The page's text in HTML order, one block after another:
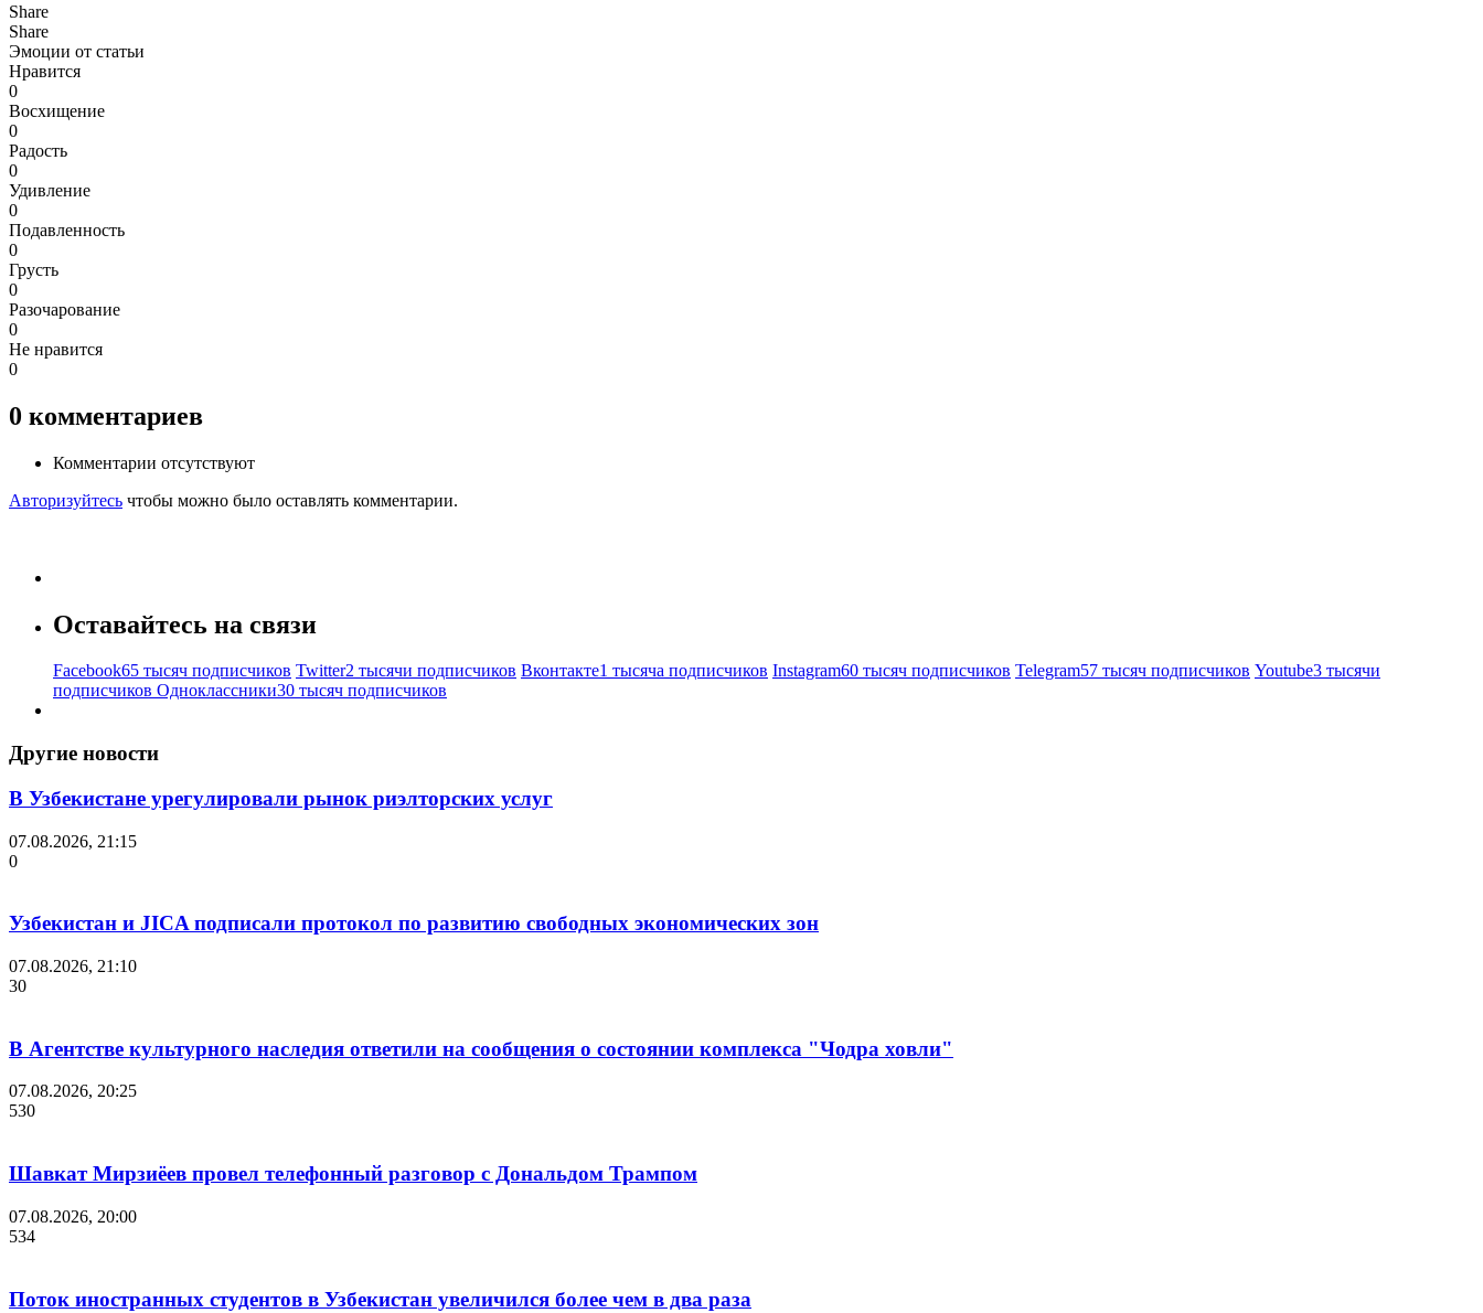
Share
Share
Эмоции от статьи
Нравится
0
Восхищение
0
Радость
0
Удивление
0
Подавленность
0
Грусть
0
Разочарование
0
Не нравится
0
0 комментариев
Комментарии отсутствуют
Авторизуйтесь чтобы можно было оставлять комментарии.
Оставайтесь на связи
Facebook65 тысяч подписчиков Twitter2 тысячи подписчиков Вконтакте1 тысяча подписчиков Instagram60 тысяч подписчиков Telegram57 тысяч подписчиков Youtube3 тысячи
подписчиков Одноклассники30 тысяч подписчиков
Другие новости
В Узбекистане урегулировали рынок риэлторских услуг
07.08.2026, 21:15
0
Узбекистан и JICA подписали протокол по развитию свободных экономических зон
07.08.2026, 21:10
30
В Агентстве культурного наследия ответили на сообщения о состоянии комплекса "Чодра ховли"
07.08.2026, 20:25
530
Шавкат Мирзиёев провел телефонный разговор с Дональдом Трампом
07.08.2026, 20:00
534
Поток иностранных студентов в Узбекистан увеличился более чем в два раза